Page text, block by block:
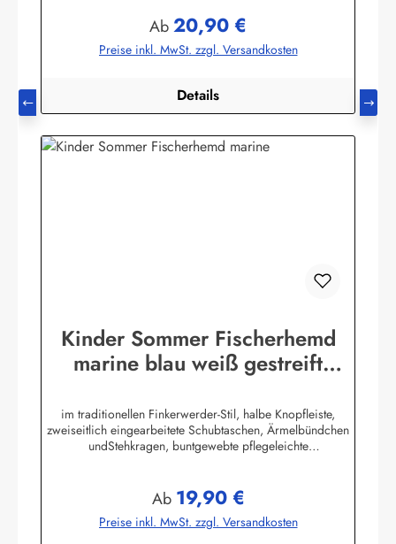
Wittmundinfo@modas-bekleidung.de
Regulärer Preis:
Ab20,90 €
Preise inkl. MwSt. zzgl. Versandkosten
Details
Kinder Sommer Fischerhemd
marine blau weiß gestreift
im traditionellen Finkerwerder-Stil, halbe Knopfleiste,
zweiseitlich eingearbeitete Schubtaschen, Ärmelbündchen
undStehkragen, buntgewebte pflegeleichte
GmbHHeglitzer Str. 1226409 Wittmundinfo@modas-
bekleidung.de
Regulärer Preis:
Ab 19,90 €
Preise inkl. MwSt. zzgl. Versandkosten